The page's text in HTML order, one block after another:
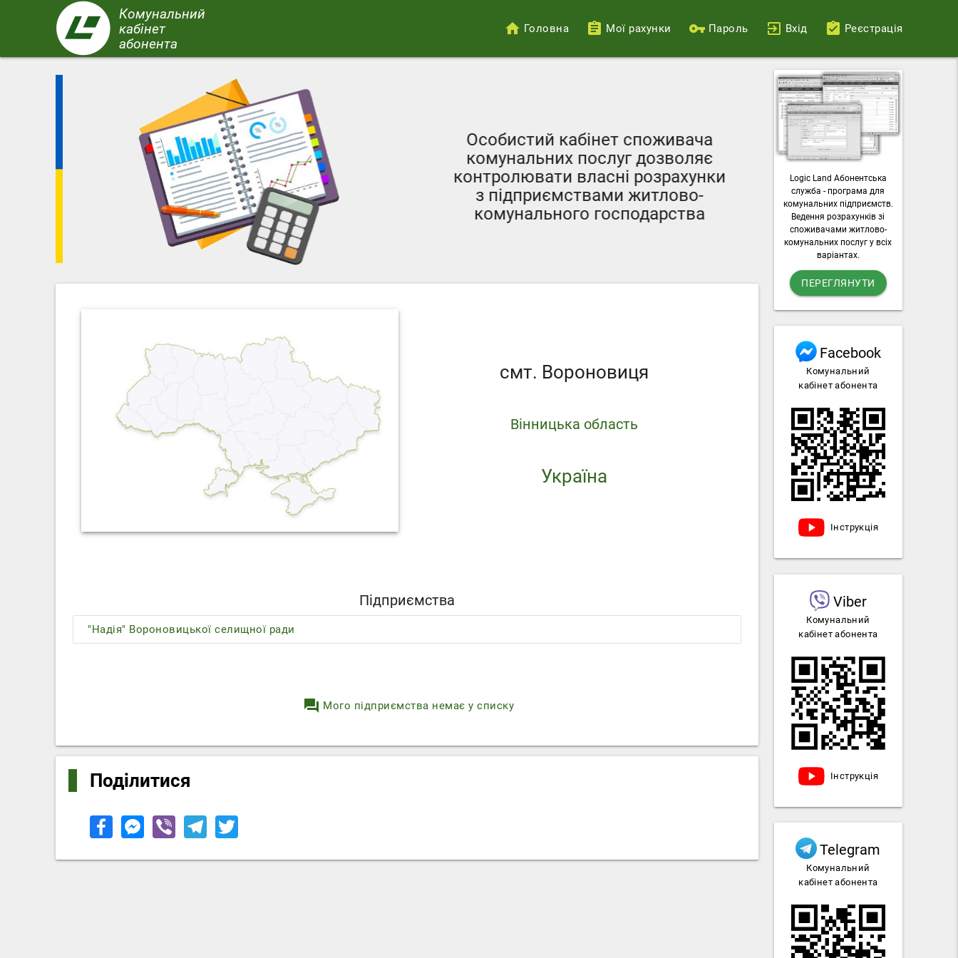
вмісту
Комунальний
кабінет
абонента
Головна Мої рахунки Пароль Вхід Реєстрація
Особистий кабінет споживача
комунальних послуг дозволяє
контролювати власні розрахунки
з підприємствами житлово-
комунального господарства
Ваш
можливості
лічильників,
комунальні
завантажувати
смт. Вороновиця
Вінницька область
Україна
Підприємства
"Надія" Вороновицької селищної ради
question_answer Мого підприємства немає у списку
Поділитися
Logic Land Абонентська
служба - програма для
комунальних підприємств.
Ведення розрахунків зі
споживачами житлово-
комунальних послуг у всіх
варіантах.
ПЕРЕГЛЯНУТИ
Facebook
Комунальний
кабінет абонента
Інструкція
Viber
Комунальний
кабінет абонента
Інструкція
Telegram
Комунальний
кабінет абонента